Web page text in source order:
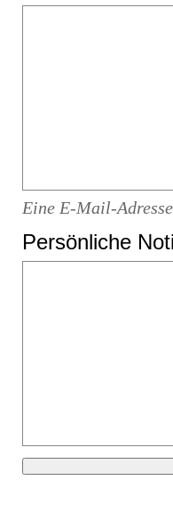
Eine E-Mail-
Persönliche